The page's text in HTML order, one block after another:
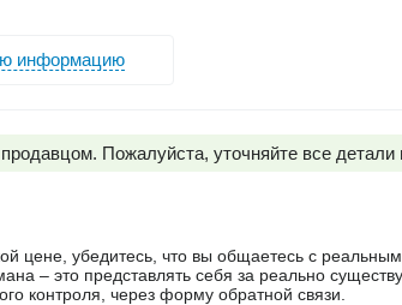
информацию
Пожалуйста, уточняйте все детали
цене, убедитесь, что вы общаетесь с
– это представлять себя за реально
контроля, через форму обратной связи.